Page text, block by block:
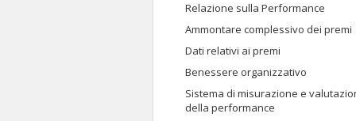
Relazione sulla Performance
Ammontare complessivo dei premi
Dati relativi ai premi
Benessere organizzativo
Sistema di misurazione e
della performance